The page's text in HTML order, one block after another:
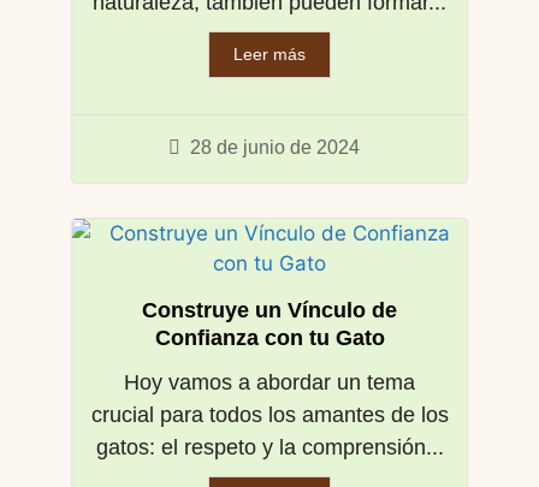
28 de junio de 2024
Leer más
Construye un Vínculo de
Confianza con tu Gato
Hoy vamos a abordar un tema
crucial para todos los amantes de los
gatos: el respeto y la comprensión...